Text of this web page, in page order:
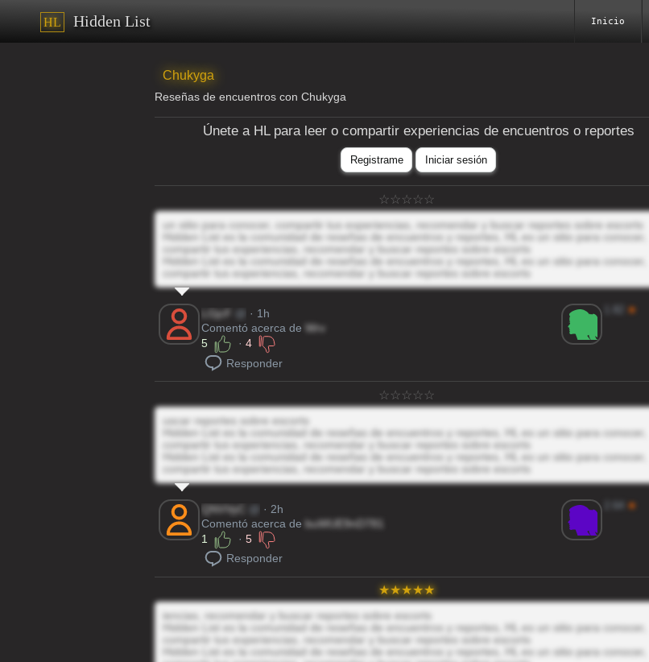
HL Hidden List Inicio
Chukyga
Reseñas de encuentros con Chukyga
Únete a HL para leer o compartir experiencias de encuentros o reportes
Registrame Iniciar sesión
un sitio para conocer, compartir tus experiencias, recomendar y buscar reportes sobre escorts
Hidden List es la comunidad de reseñas de encuentros y reportes, HL es un sitio para conocer,
compartir tus experiencias, recomendar y buscar reportes sobre escorts
Hidden List es la comunidad de reseñas de encuentros y reportes, HL es un sitio para conocer,
compartir tus experiencias, recomendar y buscar reportes sobre escorts
LGjcF
· 1h
Comentó acerca de
Wrv
5
· 4
Responder
★
uscar reportes sobre escorts
Hidden List es la comunidad de reseñas de encuentros y reportes, HL es un sitio para conocer,
compartir tus experiencias, recomendar y buscar reportes sobre escorts
Hidden List es la comunidad de reseñas de encuentros y reportes, HL es un sitio para conocer,
compartir tus experiencias, recomendar y buscar reportes sobre escorts
QNVVyC
· 2h
Comentó acerca de buWUE9nD781
1
· 5
Responder
★
iencias, recomendar y buscar reportes sobre escorts
Hidden List es la comunidad de reseñas de encuentros y reportes, HL es un sitio para conocer,
compartir tus experiencias, recomendar y buscar reportes sobre escorts
Hidden List es la comunidad de reseñas de encuentros y reportes, HL es un sitio para conocer,